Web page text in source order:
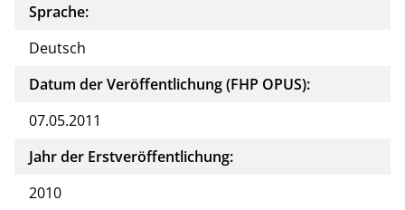
Sprache:
Deutsch
Datum der Veröffentlichung (FHP OPUS):
07.05.2011
Jahr der Erstveröffentlichung:
2010